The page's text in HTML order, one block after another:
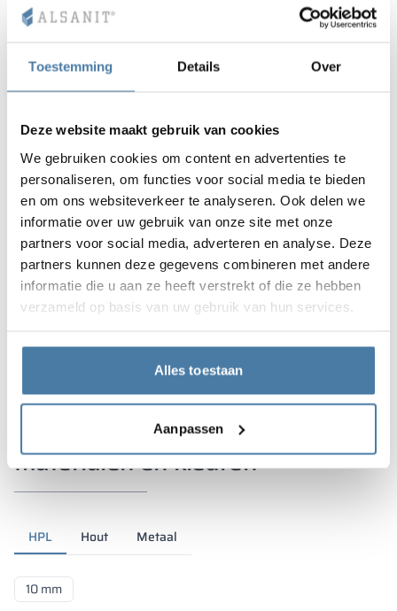
Toestemming Details Over
Deze website maakt gebruik van cookies
We gebruiken cookies om content en advertenties te
personaliseren, om functies voor social media te bieden
en om ons websiteverkeer te analyseren. Ook delen we
informatie over uw gebruik van onze site met onze
partners voor social media, adverteren en analyse. Deze
partners kunnen deze gegevens combineren met andere
informatie die u aan ze heeft verstrekt of die ze hebben
verzameld op basis van uw gebruik van hun services.
Alles toestaan
Aanpassen
Materialen en kleuren
HPL Hout Metaal
10 mm